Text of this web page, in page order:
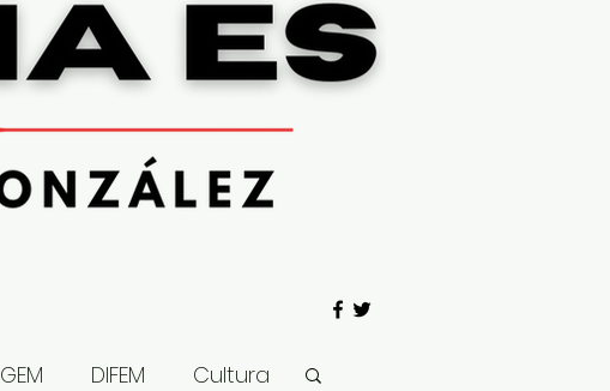
GEM DIFEM Cultura